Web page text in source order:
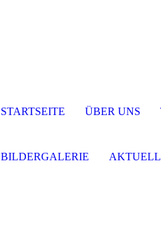
STARTSEITE ÜBER UNS
BILDERGALERIE